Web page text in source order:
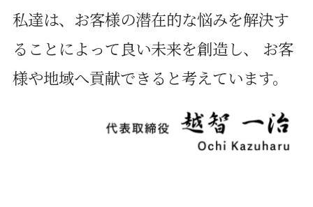
私達は、お客様の潜在的な悩みを解決す
ることによって良い未来を創造し、 お客
様や地域へ貢献できると考えています。